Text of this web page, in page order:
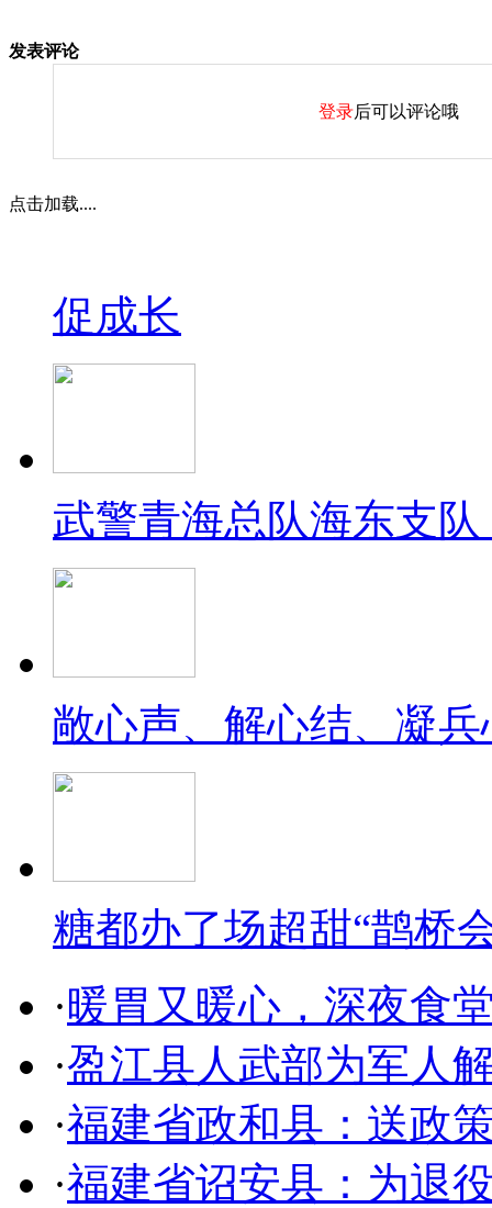
发表评论
登录后可以评论哦
点击加载....
促成长
武警青海总队海东支队
敞心声、解心结、凝兵
糖都办了场超甜“鹊桥
·暖胃又暖心，深夜食
·盈江县人武部为军人
·福建省政和县：送政
·福建省诏安县：为退